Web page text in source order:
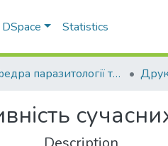
Statistics
Кафедра паразитології та ветеринарно-санітарної експертизи